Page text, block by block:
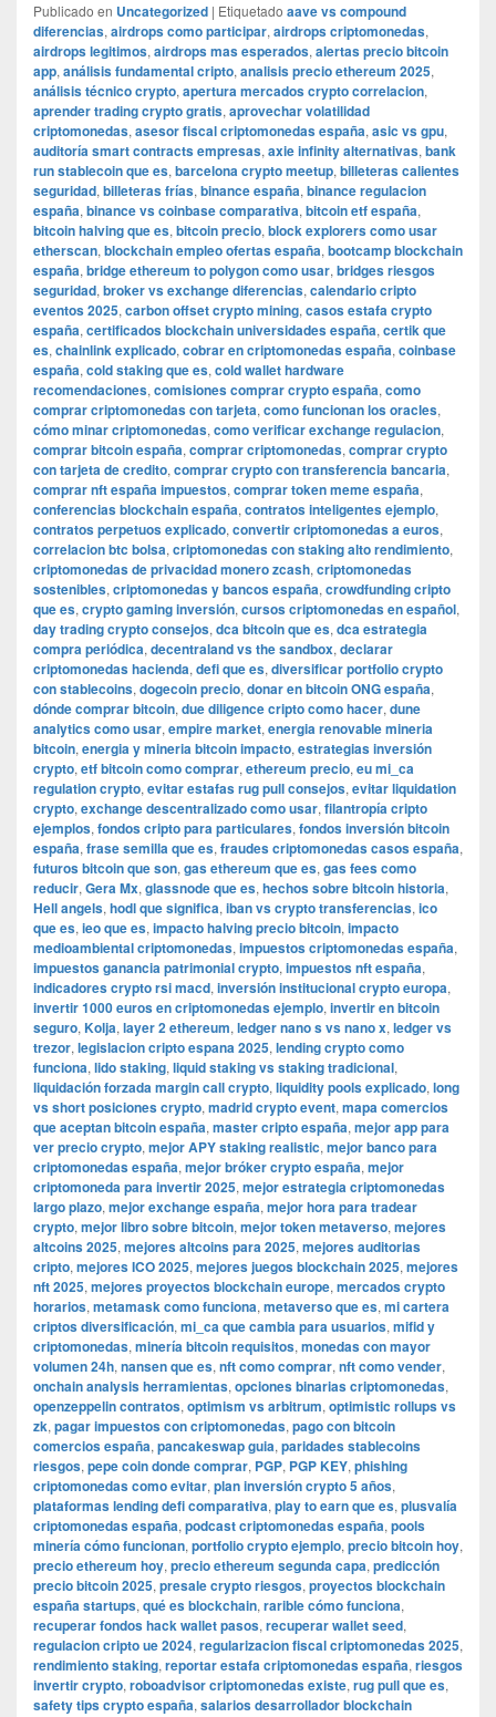
Publicado en Uncategorized | Etiquetado aave vs compound
diferencias, airdrops como participar, airdrops criptomonedas,
airdrops legitimos, airdrops mas esperados, alertas precio bitcoin
app, análisis fundamental cripto, analisis precio ethereum 2025,
análisis técnico crypto, apertura mercados crypto correlacion,
aprender trading crypto gratis, aprovechar volatilidad
criptomonedas, asesor fiscal criptomonedas españa, asic vs gpu,
auditoría smart contracts empresas, axie infinity alternativas, bank
run stablecoin que es, barcelona crypto meetup, billeteras calientes
seguridad, billeteras frías, binance españa, binance regulacion
españa, binance vs coinbase comparativa, bitcoin etf españa,
bitcoin halving que es, bitcoin precio, block explorers como usar
etherscan, blockchain empleo ofertas españa, bootcamp blockchain
españa, bridge ethereum to polygon como usar, bridges riesgos
seguridad, broker vs exchange diferencias, calendario cripto
eventos 2025, carbon offset crypto mining, casos estafa crypto
españa, certificados blockchain universidades españa, certik que
es, chainlink explicado, cobrar en criptomonedas españa, coinbase
españa, cold staking que es, cold wallet hardware
recomendaciones, comisiones comprar crypto españa, como
comprar criptomonedas con tarjeta, como funcionan los oracles,
cómo minar criptomonedas, como verificar exchange regulacion,
comprar bitcoin españa, comprar criptomonedas, comprar crypto
con tarjeta de credito, comprar crypto con transferencia bancaria,
comprar nft españa impuestos, comprar token meme españa,
conferencias blockchain españa, contratos inteligentes ejemplo,
contratos perpetuos explicado, convertir criptomonedas a euros,
correlacion btc bolsa, criptomonedas con staking alto rendimiento,
criptomonedas de privacidad monero zcash, criptomonedas
sostenibles, criptomonedas y bancos españa, crowdfunding cripto
que es, crypto gaming inversión, cursos criptomonedas en español,
day trading crypto consejos, dca bitcoin que es, dca estrategia
compra periódica, decentraland vs the sandbox, declarar
criptomonedas hacienda, defi que es, diversificar portfolio crypto
con stablecoins, dogecoin precio, donar en bitcoin ONG españa,
dónde comprar bitcoin, due diligence cripto como hacer, dune
analytics como usar, empire market, energia renovable mineria
bitcoin, energia y mineria bitcoin impacto, estrategias inversión
crypto, etf bitcoin como comprar, ethereum precio, eu mi_ca
regulation crypto, evitar estafas rug pull consejos, evitar liquidation
crypto, exchange descentralizado como usar, filantropía cripto
ejemplos, fondos cripto para particulares, fondos inversión bitcoin
españa, frase semilla que es, fraudes criptomonedas casos españa,
futuros bitcoin que son, gas ethereum que es, gas fees como
reducir, Gera Mx, glassnode que es, hechos sobre bitcoin historia,
Hell angels, hodl que significa, iban vs crypto transferencias, ico
que es, ieo que es, impacto halving precio bitcoin, impacto
medioambiental criptomonedas, impuestos criptomonedas españa,
impuestos ganancia patrimonial crypto, impuestos nft españa,
indicadores crypto rsi macd, inversión institucional crypto europa,
invertir 1000 euros en criptomonedas ejemplo, invertir en bitcoin
seguro, Kolja, layer 2 ethereum, ledger nano s vs nano x, ledger vs
trezor, legislacion cripto espana 2025, lending crypto como
funciona, lido staking, liquid staking vs staking tradicional,
liquidación forzada margin call crypto, liquidity pools explicado, long
vs short posiciones crypto, madrid crypto event, mapa comercios
que aceptan bitcoin españa, master cripto españa, mejor app para
ver precio crypto, mejor APY staking realistic, mejor banco para
criptomonedas españa, mejor bróker crypto españa, mejor
criptomoneda para invertir 2025, mejor estrategia criptomonedas
largo plazo, mejor exchange españa, mejor hora para tradear
crypto, mejor libro sobre bitcoin, mejor token metaverso, mejores
altcoins 2025, mejores altcoins para 2025, mejores auditorias
cripto, mejores ICO 2025, mejores juegos blockchain 2025, mejores
nft 2025, mejores proyectos blockchain europe, mercados crypto
horarios, metamask como funciona, metaverso que es, mi cartera
criptos diversificación, mi_ca que cambia para usuarios, mifid y
criptomonedas, minería bitcoin requisitos, monedas con mayor
volumen 24h, nansen que es, nft como comprar, nft como vender,
onchain analysis herramientas, opciones binarias criptomonedas,
openzeppelin contratos, optimism vs arbitrum, optimistic rollups vs
zk, pagar impuestos con criptomonedas, pago con bitcoin
comercios españa, pancakeswap guia, paridades stablecoins
riesgos, pepe coin donde comprar, PGP, PGP KEY, phishing
criptomonedas como evitar, plan inversión crypto 5 años,
plataformas lending defi comparativa, play to earn que es, plusvalía
criptomonedas españa, podcast criptomonedas españa, pools
minería cómo funcionan, portfolio crypto ejemplo, precio bitcoin hoy,
precio ethereum hoy, precio ethereum segunda capa, predicción
precio bitcoin 2025, presale crypto riesgos, proyectos blockchain
españa startups, qué es blockchain, rarible cómo funciona,
recuperar fondos hack wallet pasos, recuperar wallet seed,
regulacion cripto ue 2024, regularizacion fiscal criptomonedas 2025,
rendimiento staking, reportar estafa criptomonedas españa, riesgos
invertir crypto, roboadvisor criptomonedas existe, rug pull que es,
safety tips crypto españa, salarios desarrollador blockchain